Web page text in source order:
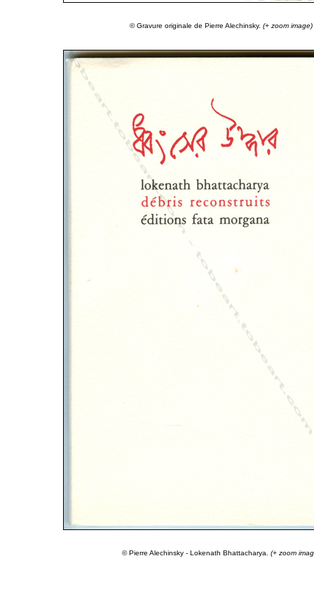
© Gravure originale de Pierre Alechinsky. (+ zoom image)
© Pierre Alechinsky - Lokenath Bhattacharya. (+ zoom